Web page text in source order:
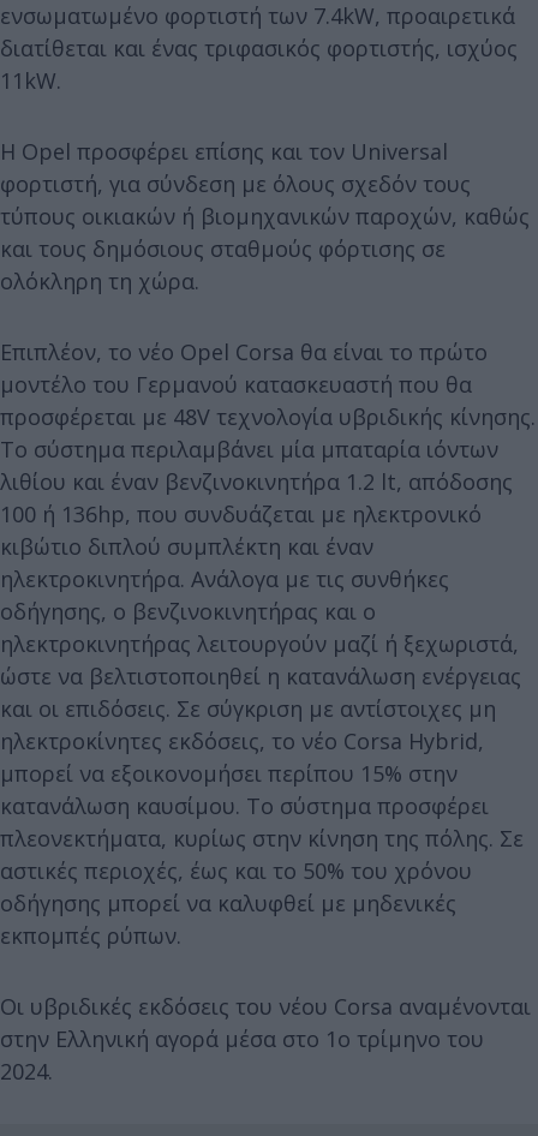
ενσωματωμένο φορτιστή των 7.4kW, προαιρετικά
διατίθεται και ένας τριφασικός φορτιστής, ισχύος
11kW.
Η Opel προσφέρει επίσης και τον Universal
φορτιστή, για σύνδεση με όλους σχεδόν τους
τύπους οικιακών ή βιομηχανικών παροχών, καθώς
και τους δημόσιους σταθμούς φόρτισης σε
ολόκληρη τη χώρα.
Επιπλέον, το νέο Opel Corsa θα είναι το πρώτο
μοντέλο του Γερμανού κατασκευαστή που θα
προσφέρεται με 48V τεχνολογία υβριδικής κίνησης.
Το σύστημα περιλαμβάνει μία μπαταρία ιόντων
λιθίου και έναν βενζινοκινητήρα 1.2 lt, απόδοσης
100 ή 136hp, που συνδυάζεται με ηλεκτρονικό
κιβώτιο διπλού συμπλέκτη και έναν
ηλεκτροκινητήρα. Ανάλογα με τις συνθήκες
οδήγησης, ο βενζινοκινητήρας και ο
ηλεκτροκινητήρας λειτουργούν μαζί ή ξεχωριστά,
ώστε να βελτιστοποιηθεί η κατανάλωση ενέργειας
και οι επιδόσεις. Σε σύγκριση με αντίστοιχες μη
ηλεκτροκίνητες εκδόσεις, το νέο Corsa Hybrid,
μπορεί να εξοικονομήσει περίπου 15% στην
κατανάλωση καυσίμου. Το σύστημα προσφέρει
πλεονεκτήματα, κυρίως στην κίνηση της πόλης. Σε
αστικές περιοχές, έως και το 50% του χρόνου
οδήγησης μπορεί να καλυφθεί με μηδενικές
εκπομπές ρύπων.
Οι υβριδικές εκδόσεις του νέου Corsa αναμένονται
στην Ελληνική αγορά μέσα στο 1ο τρίμηνο του
2024.